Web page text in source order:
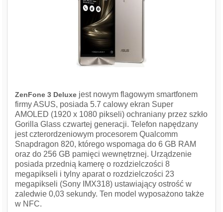
ZenFone 3 Deluxe jest nowym flagowym smartfonem
firmy ASUS, posiada 5.7 calowy ekran Super
AMOLED (1920 x 1080 pikseli) ochraniany przez szkło
Gorilla Glass czwartej generacji. Telefon napędzany
jest czterordzeniowym procesorem Qualcomm
Snapdragon 820, którego wspomaga do 6 GB RAM
oraz do 256 GB pamięci wewnętrznej. Urządzenie
posiada przednią kamerę o rozdzielczości 8
megapikseli i tylny aparat o rozdzielczości 23
megapikseli (Sony IMX318) ustawiający ostrość w
zaledwie 0,03 sekundy. Ten model wyposażono także
w NFC.